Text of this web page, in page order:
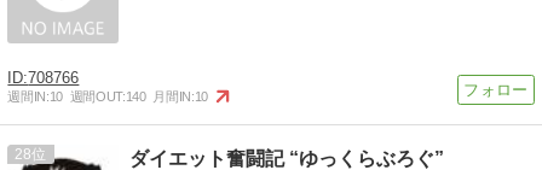
708766
週間IN:10 週間OUT:140 月間IN:10
28 ダイエット奮闘記 “ゆっくらぶろぐ”